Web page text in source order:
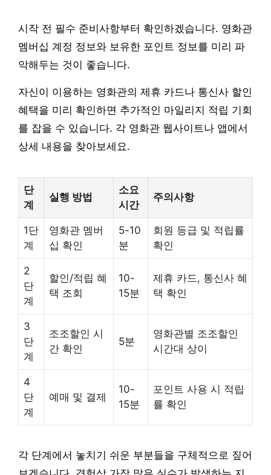
시작 전 필수 준비사항부터 확인하겠습니다. 영화관
멤버십 계정 정보와 보유한 포인트 정보를 미리 파
악해두는 것이 좋습니다.
자신이 이용하는 영화관의 제휴 카드나 통신사 할인
혜택을 미리 확인하면 추가적인 마일리지 적립 기회
를 잡을 수 있습니다. 각 영화관 웹사이트나 앱에서
상세 내용을 찾아보세요.
단
계
실행 방법
소요
시간
주의사항
1단
계
영화관 멤버
십 확인
5-10
분
회원 등급 및 적립률
확인
2
단
계
할인/적립 혜
택 조회
10-
15분
제휴 카드, 통신사 혜
택 확인
3
단
계
조조할인 시
간 확인
5분
영화관별 조조할인
시간대 상이
4
단
계
예매 및 결제
10-
15분
포인트 사용 시 적립
률 확인
각 단계에서 놓치기 쉬운 부분들을 구체적으로 짚어